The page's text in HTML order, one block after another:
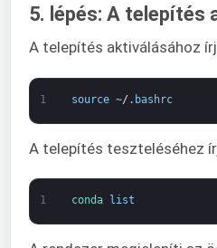
5. lépés: A telepítés
A telepítés aktiválásához
1 source ~/ . bashrc
A telepítés teszteléséhez
1 conda list